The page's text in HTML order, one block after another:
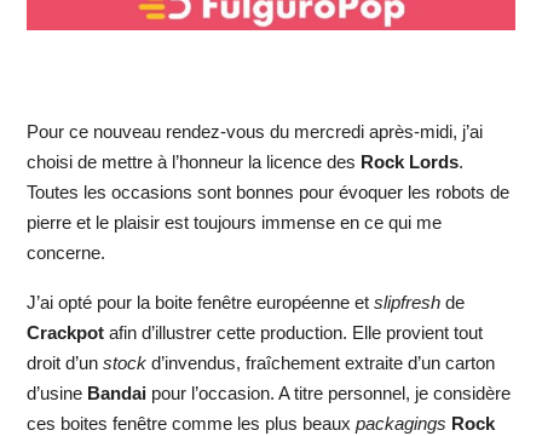
Pour ce nouveau rendez-vous du mercredi après-midi, j’ai
choisi de mettre à l’honneur la licence des Rock Lords.
Toutes les occasions sont bonnes pour évoquer les robots de
pierre et le plaisir est toujours immense en ce qui me
concerne.
J’ai opté pour la boite fenêtre européenne et slipfreshde
Crackpot afin d’illustrer cette production. Elle provient tout
droit d’un stockd’invendus, fraîchement extraite d’un carton
d’usine Bandaipour l’occasion. A titre personnel, je considère
ces boites fenêtre comme les plus beaux packagings Rock